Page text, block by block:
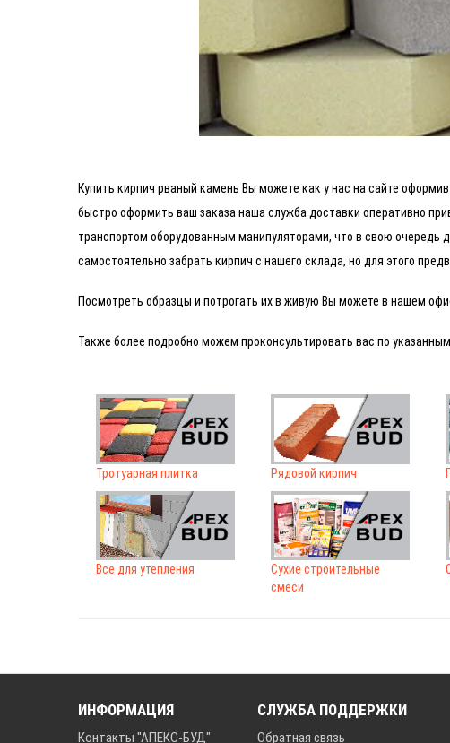
Купить кирпич рваный камень Вы можете как у нас на сайте
быстро оформить ваш заказа наша служба доставки оперативно
транспортом оборудованным манипуляторами, что в свою очередь
самостоятельно забрать кирпич с нашего склада, но для этого
Посмотреть образцы и потрогать их в живую Вы можете в нашем
Также более подробно можем проконсультировать вас по
Тротуарная плитка Рядовой кирпич
Все для утепления
Сухие строительные
смеси
ИНФОРМАЦИЯ
Контакты "АПЕКС-БУД"
СЛУЖБА ПОДДЕРЖКИ
Обратная связь